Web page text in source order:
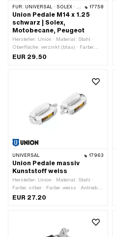
FÜR: UNIVERSAL · SOLEX · MBK / MOTOBÉCANE · PEUGEOT 17758
Union Pedale M14 x 1.25
schwarz | Solex,
Motobecane, Peugeot
Hersteller: Union · Material: Stahl ·
Oberfläche: verzinkt (blau) · Farbe:
schwarz · Farbe: silber · Antrieb:
Reflektoren: Nein · Schlüsselweite: 15
EUR 29.50
UNIVERSAL 17963
Union Pedale massiv
Kunststoff weiss
Hersteller: Union · Material: Stahl ·
Farbe: silber · Farbe: weiss · Antrieb:
Aussenzweikant · Antrieb:
EUR 27.20